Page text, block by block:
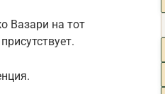
Вазари на тот